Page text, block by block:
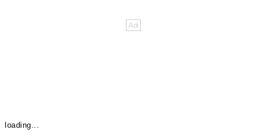
loading...